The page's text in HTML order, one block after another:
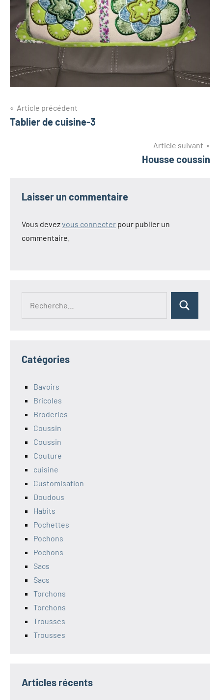
Navigation
de
Article précédent
Tablier de cuisine-3
Article suivant
Housse coussin
Laisser un commentaire
Vous devezvous connecter pour publier un
commentaire.
Rechercher
Catégories
Bavoirs
Bricoles
Broderies
Coussin
Coussin
Couture
cuisine
Customisation
Doudous
Habits
Pochettes
Pochons
Pochons
Sacs
Sacs
Torchons
Torchons
Trousses
Trousses
Articles récents